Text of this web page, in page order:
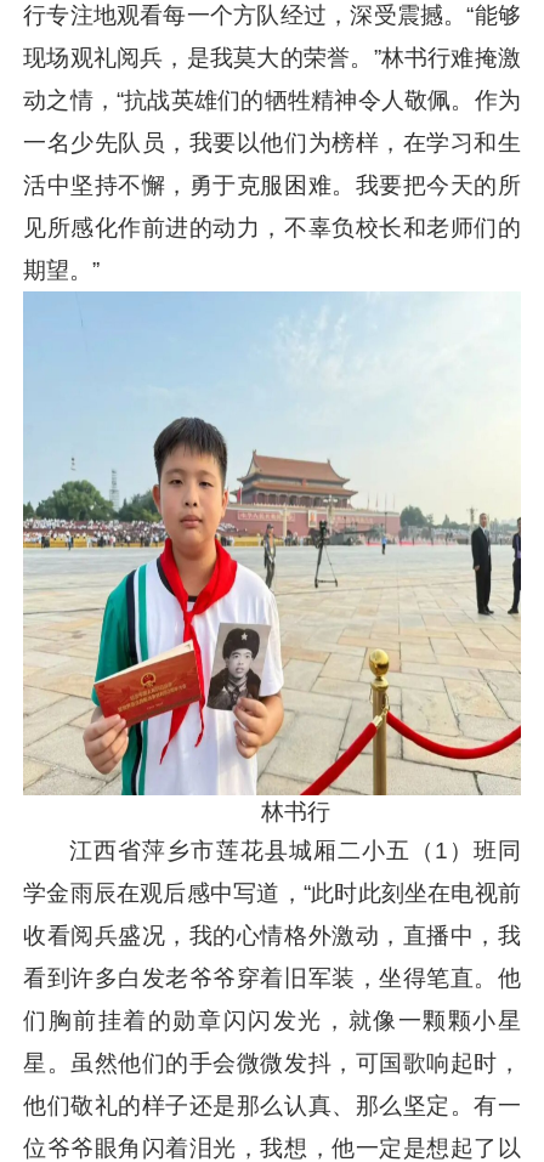
行专注地观看每一个方队经过，深受震撼。“能够
现场观礼阅兵，是我莫大的荣誉。”林书行难掩激
动之情，“抗战英雄们的牺牲精神令人敬佩。作为
一名少先队员，我要以他们为榜样，在学习和生
活中坚持不懈，勇于克服困难。我要把今天的所
见所感化作前进的动力，不辜负校长和老师们的
期望。”
林书行
江西省萍乡市莲花县城厢二小五（1）班同
学金雨辰在观后感中写道，“此时此刻坐在电视前
收看阅兵盛况，我的心情格外激动，直播中，我
看到许多白发老爷爷穿着旧军装，坐得笔直。他
们胸前挂着的勋章闪闪发光，就像一颗颗小星
星。虽然他们的手会微微发抖，可国歌响起时，
他们敬礼的样子还是那么认真、那么坚定。有一
位爷爷眼角闪着泪光，我想，他一定是想起了以